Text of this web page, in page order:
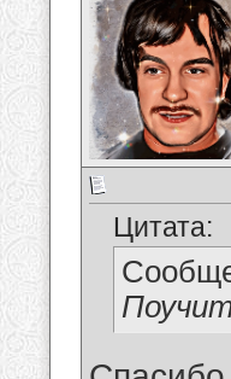
Цитата: